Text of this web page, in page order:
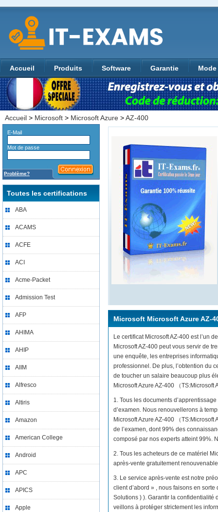
Accueil Produits Software Garantie
Accueil > Microsoft > Microsoft Azure >AZ-400
E-Mail
Mot de passe
Problème?
Toutes les certifications
ABA
ACAMS
ACFE
ACI
Acme-Packet
Admission Test
AFP
AHIMA
AHIP
AIIM
Alfresco
Altiris
Amazon
American College
Android
APC
APICS
Apple
Microsoft Microsoft Azure AZ-
Le certificat Microsoft AZ-400 est l’un
Microsoft AZ-400 peut vous servir de
une enquête, les entreprises
professionnel. De plus, l’obtention du
de toucher un salaire beaucoup plus
Microsoft Azure AZ-400 （
1. Tous les documents
d’examen. Nous renouvellerons à
Microsoft Azure AZ-400 （
de l’examen, dont 99% des
composé par nos experts atteint 99%.
2. Tous les acheteurs de ce matériel
après-vente gratuitement
3. Le service après-vente est notre
client d’abord » , nous faisons en
Solutions ) ). Garantir la confidentialité
veillons à protéger strictement les